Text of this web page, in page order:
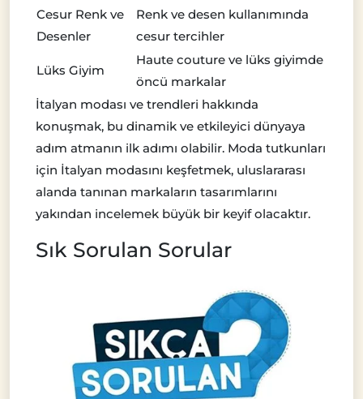
Cesur Renk ve
Desenler
Renk ve desen kullanımında
cesur tercihler
Lüks Giyim
Haute couture ve lüks giyimde
öncü markalar
İtalyan modası ve trendleri hakkında
konuşmak, bu dinamik ve etkileyici dünyaya
adım atmanın ilk adımı olabilir. Moda tutkunları
için İtalyan modasını keşfetmek, uluslararası
alanda tanınan markaların tasarımlarını
yakından incelemek büyük bir keyif olacaktır.
Sık Sorulan Sorular